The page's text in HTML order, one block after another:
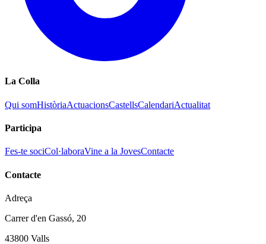
La Colla
Qui somHistòriaActuacionsCastellsCalendariActualitat
Participa
Fes-te sociCol·laboraVine a la JovesContacte
Contacte
Adreça
Carrer d'en Gassó, 20
43800 Valls